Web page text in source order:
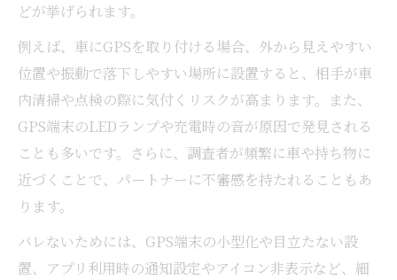
どが挙げられます。
例えば、車にGPSを取り付ける場合、外から見えやすい
位置や振動で落下しやすい場所に設置すると、相手が車
内清掃や点検の際に気付くリスクが高まります。また、
GPS端末のLEDランプや充電時の音が原因で発見される
ことも多いです。さらに、調査者が頻繁に車や持ち物に
近づくことで、パートナーに不審感を持たれることもあ
ります。
バレないためには、GPS端末の小型化や目立たない設
置、アプリ利用時の通知設定やアイコン非表示など、細